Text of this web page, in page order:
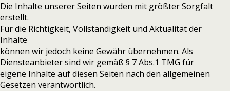
Die Inhalte unserer Seiten wurden mit größter Sorgfalt
erstellt.
Für die Richtigkeit, Vollständigkeit und Aktualität der
Inhalte
können wir jedoch keine Gewähr übernehmen. Als
Diensteanbieter sind wir gemäß § 7 Abs.1 TMG für
eigene Inhalte auf diesen Seiten nach den allgemeinen
Gesetzen verantwortlich.